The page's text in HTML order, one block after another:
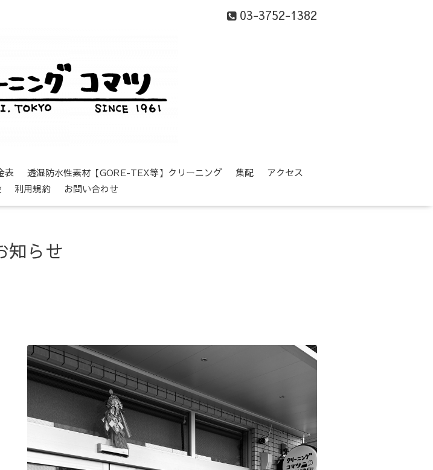
03-3752-1382
表 透湿防水性素材【GORE-TEX等】クリーニング 集配
アクセス
利用規約 お問い合わせ
知らせ